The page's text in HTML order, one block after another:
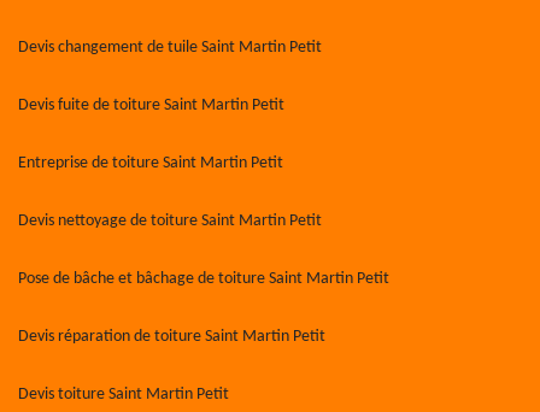
Devis changement de tuile Saint Martin Petit
Devis fuite de toiture Saint Martin Petit
Entreprise de toiture Saint Martin Petit
Devis nettoyage de toiture Saint Martin Petit
Pose de bâche et bâchage de toiture Saint Martin Petit
Devis réparation de toiture Saint Martin Petit
Devis toiture Saint Martin Petit